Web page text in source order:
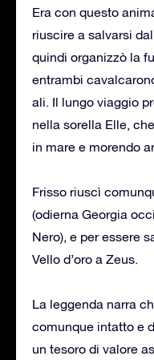
Era con questo
riuscire a salvarsi
quindi organizzò la
entrambi
ali. Il lungo viaggio
nella sorella Elle,
in mare e morendo
Frisso riuscì
(odierna Georgia
Nero), e per essere
Vello d’oro a Zeus.
La leggenda narra
comunque intatto e
un tesoro di valore